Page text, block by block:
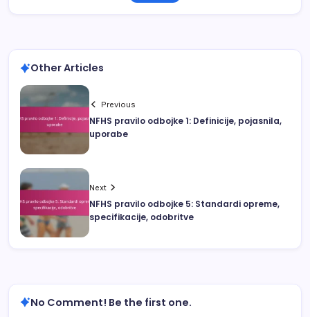
Other Articles
Previous
NFHS pravilo odbojke 1: Definicije, pojasnila,
uporabe
Next
NFHS pravilo odbojke 5: Standardi opreme,
specifikacije, odobritve
No Comment! Be the first one.